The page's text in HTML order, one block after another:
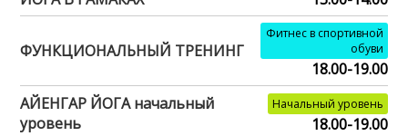
ФУНКЦИОНАЛЬНЫЙ ТРЕНИНГ
Фитнес в спортивной
обуви
18.00-19.00
АЙЕНГАР ЙОГА начальный
уровень
Начальный уровень
18.00-19.00